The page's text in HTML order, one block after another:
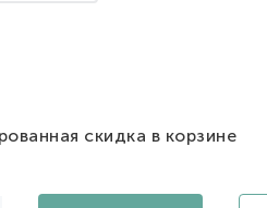
скидка в корзине